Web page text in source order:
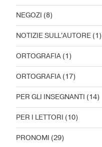
NEGOZI (8)
NOTIZIE SULL'AUTORE (1)
ORTOGRAFIA (1)
ORTOGRAFIA (17)
PER GLI INSEGNANTI (14)
PER I LETTORI (10)
PRONOMI (29)